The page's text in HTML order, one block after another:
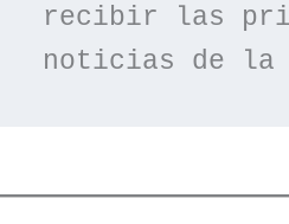
recibir las
noticias de la